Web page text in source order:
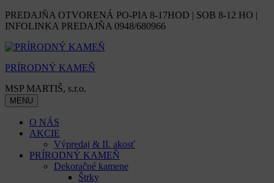
Skip
to
PREDAJŇA OTVORENÁ PO-PIA 8-17HOD | SOB 8-12 HO |
INFOLINKA PREDAJŇA 0948/680966
PRÍRODNÝ KAMEŇ
MSP MARTIŠ, s.r.o.
MENU
O NÁS
AKCIE
Výpredaj & II. akosť
PRÍRODNÝ KAMEŇ
Dekoračné kamene
Štrky